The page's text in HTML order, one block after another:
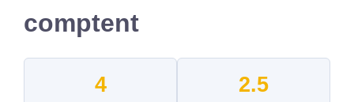
comptent
4 2.5